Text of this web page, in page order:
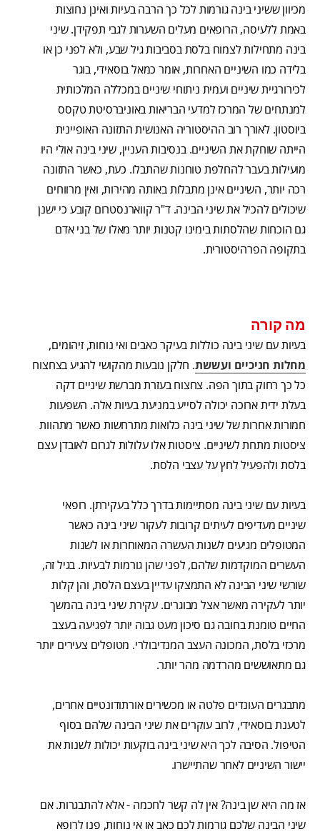
מכיוון ששיני בינה גורמות לכל כך הרבה בעיות ואינן נחוצות
באמת ללעיסה, הרופאים מעלים השערות לגבי תפקידן. שיני
בינה מתחילות לצמוח בלסת בסביבות גיל שבע, ולא לפני כן או
בלידה כמו השיניים האחרות, אומר כמאל בוסאידי, בוגר
לכירורגיית שיניים ועמית ניתוחי שיניים במכללה המלכותית
למנתחים של המרכז למדעי הבריאות באוניברסיטת טקסס
ביוסטון. לאורך רוב ההיסטוריה האנושית התזונה האופיינית
הייתה שוחקת את השיניים. בנסיבות העניין, שיני בינה אולי היו
מועילות בעבר להחלפת טוחנות שהתבלו. כעת, כאשר התזונה
רכה יותר, השיניים אינן מתבלות באותה מהירות, ואין מרווחים
שיכולים להכיל את שיני הבינה. ד"ר קווארנסטרום קובע כי ישנן
גם הוכחות שהלסתות בימינו קטנות יותר מאלו של בני אדם
בתקופה הפרהיסטורית.
מה קורה
בעיות עם שיני בינה כוללות בעיקר כאבים ואי נוחות, זיהומים,
מחלות חניכיים ועששת. חלקן נובעות מהקושי להגיע בצחצוח
כל כך רחוק בתוך הפה. צחצוח בעזרת מברשת שיניים דקה
בעלת ידית ארוכה יכולה לסייע במניעת בעיות אלה. השפעות
חמורות אחרות של שיני בינה כלואות מתרחשות כאשר מתהוות
ציסטות מתחת לשיניים. ציסטות אלו עלולות לגרום לאובדן עצם
בלסת ולהפעיל לחץ על עצבי הלסת.
בעיות עם שיני בינה מסתיימות בדרך כלל בעקירתן. רופאי
שיניים מעדיפים לעיתים קרובות לעקור שיני בינה כאשר
המטופלים מגיעים לשנות העשרה המאוחרות או לשנות
העשרים המוקדמות שלהם, לפני שהן גורמות לבעיות. בגיל זה,
שורשי שיני הבינה לא התמצקו עדיין בעצם הלסת, והן קלות
יותר לעקירה מאשר אצל מבוגרים. עקירת שיני בינה בהמשך
החיים טומנת בחובה גם סיכון מעט גבוה יותר לפגיעה בעצב
מרכזי בלסת, המכונה העצב המנדיבולרי. מטופלים צעירים יותר
גם מתאוששים מהרדמה מהר יותר.
מתבגרים העונדים פלטה או מכשירים אורתודונטיים אחרים,
לטענת בוסאידי, לרוב עוקרים את שיני הבינה שלהם בסוף
הטיפול. הסיבה לכך היא שיני בינה בוקעות יכולות לשנות את
יישור השיניים לאחר שהתיישרו.
אז מה היא שן בינה? אין לה קשר לחכמה - אלא להתבגרות. אם
שיני הבינה שלכם גורמות לכם כאב או אי נוחות, פנו לרופא